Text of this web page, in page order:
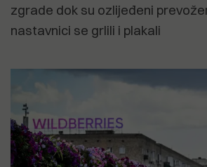
zgrade dok su ozlijeđeni
nastavnici se grlili i plakali